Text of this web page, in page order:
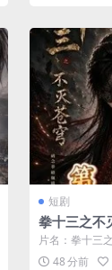
短剧
拳十三之不
I短剧
片名：拳十三
短剧 (2026) 分
48 分前